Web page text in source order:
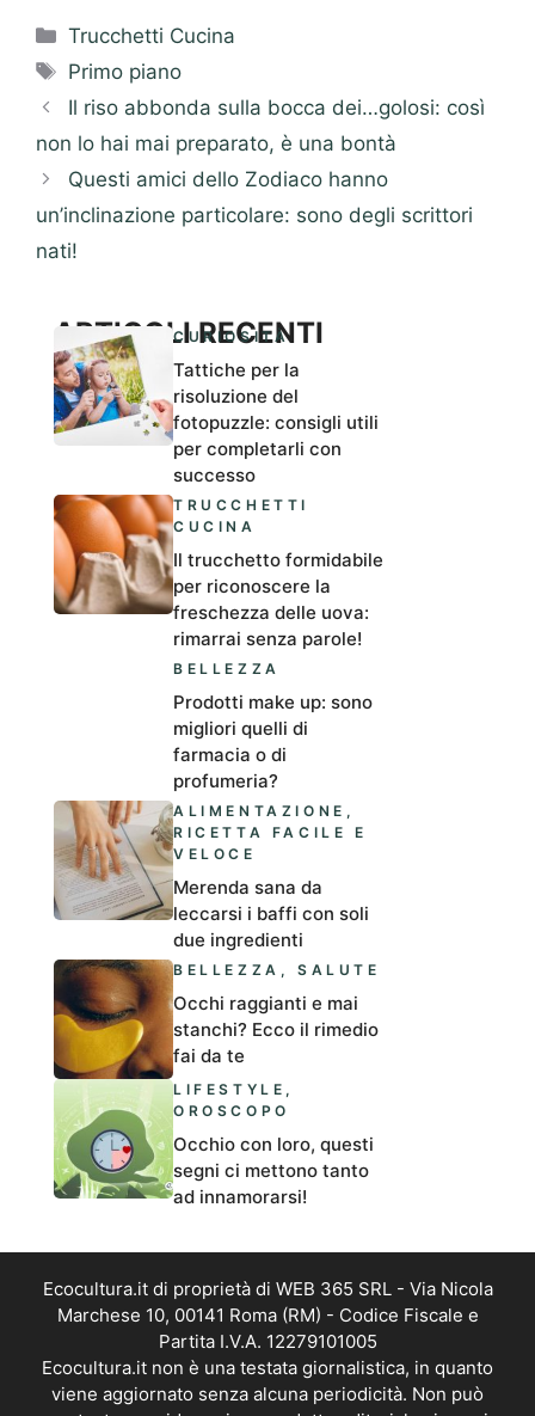
Categorie
Trucchetti Cucina
Tag
Primo piano
Il riso abbonda sulla bocca dei…golosi: così
non lo hai mai preparato, è una bontà
Questi amici dello Zodiaco hanno
un’inclinazione particolare: sono degli scrittori
nati!
ARTICOLI RECENTI
CURIOSITÀ
Tattiche per la
risoluzione del
fotopuzzle: consigli utili
per completarli con
successo
TRUCCHETTI
CUCINA
Il trucchetto formidabile
per riconoscere la
freschezza delle uova:
rimarrai senza parole!
BELLEZZA
Prodotti make up: sono
migliori quelli di
farmacia o di
profumeria?
ALIMENTAZIONE ,
RICETTA FACILE E
VELOCE
Merenda sana da
leccarsi i baffi con soli
due ingredienti
BELLEZZA ,SALUTE
Occhi raggianti e mai
stanchi? Ecco il rimedio
fai da te
LIFESTYLE ,
OROSCOPO
Occhio con loro, questi
segni ci mettono tanto
ad innamorarsi!
Ecocultura.it di proprietà di WEB 365 SRL - Via Nicola
Marchese 10, 00141 Roma (RM) - Codice Fiscale e
Partita I.V.A. 12279101005
Ecocultura.it non è una testata giornalistica, in quanto
viene aggiornato senza alcuna periodicità. Non può